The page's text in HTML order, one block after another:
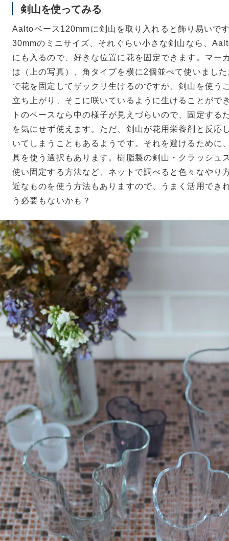
剣山を使ってみる
Aaltoベース120mmに剣山を取り入れると飾り易いで
30mmのミニサイズ、それぐらい小さな剣山なら、
にも入るので、好きな位置に花を固定できます。マー
は（上の写真）、角タイプを横に2個並べて使いまし
で花を固定してザックリ生けるのですが、剣山を使う
立ち上がり、そこに咲いているように生けることがで
トのベースなら中の様子が見えづらいので、固定する
を気にせず使えます。ただ、剣山が花用栄養剤と反応
いてしまうこともあるようです。それを避けるために
具を使う選択もあります。樹脂製の剣山・クラッシュ
使い固定する方法など、ネットで調べると色々なやり
近なものを使う方法もありますので、うまく活用でき
う必要もないかも？